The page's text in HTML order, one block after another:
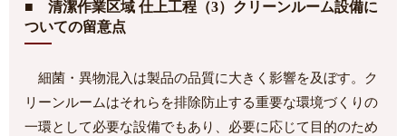
■ 清潔作業区域 仕上工程（3）クリーンルーム設備に
ついての留意点
細菌・異物混入は製品の品質に大きく影響を及ぼす。ク
リーンルームはそれらを排除防止する重要な環境づくりの
一環として必要な設備でもあり、必要に応じて目的のため